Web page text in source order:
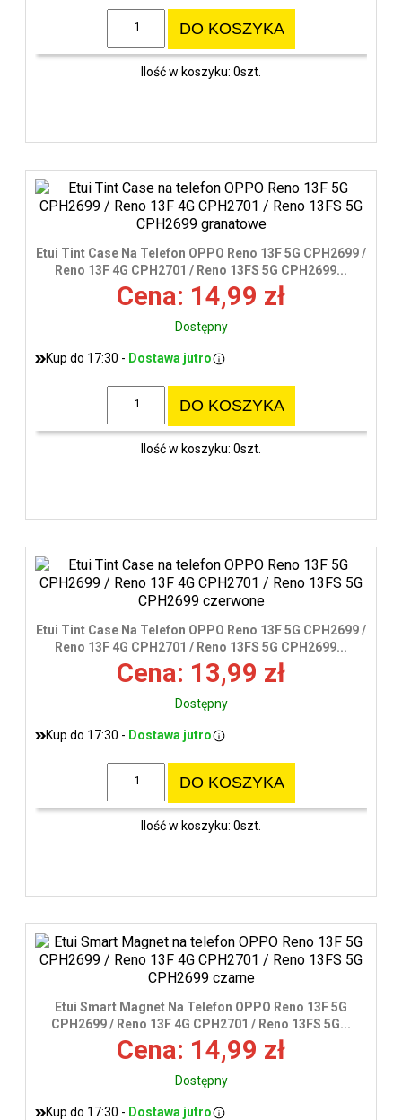
DO KOSZYKA
Ilość w koszyku: 0szt.
Etui Tint Case Na Telefon OPPO Reno 13F 5G CPH2699 /
Reno 13F 4G CPH2701 / Reno 13FS 5G CPH2699...
Cena: 14,99 zł
Dostępny
Kup do 17:30 - Dostawa jutro
DO KOSZYKA
Ilość w koszyku: 0szt.
Etui Tint Case Na Telefon OPPO Reno 13F 5G CPH2699 /
Reno 13F 4G CPH2701 / Reno 13FS 5G CPH2699...
Cena: 13,99 zł
Dostępny
Kup do 17:30 - Dostawa jutro
DO KOSZYKA
Ilość w koszyku: 0szt.
Etui Smart Magnet Na Telefon OPPO Reno 13F 5G
CPH2699 / Reno 13F 4G CPH2701 / Reno 13FS 5G...
Cena: 14,99 zł
Dostępny
Kup do 17:30 - Dostawa jutro